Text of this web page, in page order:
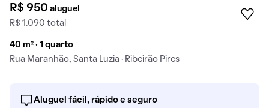
R$ 950aluguel
R$ 1.090 total
40 m² · 1 quarto
Rua Maranhão, Santa Luzia · Ribeirão Pires
Aluguel fácil, rápido e seguro